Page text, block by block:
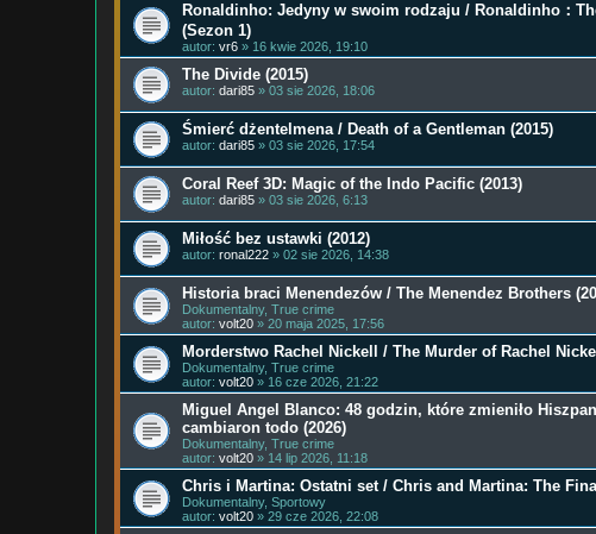
Ronaldinho: Jedyny w swoim rodzaju / Ronaldinho：
(Sezon 1)
autor: vr6 » 16 kwie 2026, 19:10
The Divide (2015)
autor: dari85 » 03 sie 2026, 18:06
Śmierć dżentelmena / Death of a Gentleman (2015)
autor: dari85 » 03 sie 2026, 17:54
Coral Reef 3D: Magic of the Indo Pacific (2013)
autor: dari85 » 03 sie 2026, 6:13
Miłość bez ustawki (2012)
autor: ronal222 » 02 sie 2026, 14:38
Historia braci Menendezów / The Menendez Brothers
Dokumentalny, True crime
autor: volt20 » 20 maja 2025, 17:56
Morderstwo Rachel Nickell / The Murder of Rachel
Dokumentalny, True crime
autor: volt20 » 16 cze 2026, 21:22
Miguel Angel Blanco: 48 godzin, które zmieniło
cambiaron todo (2026)
Dokumentalny, True crime
autor: volt20 » 14 lip 2026, 11:18
Chris i Martina: Ostatni set / Chris and Martina: The
Dokumentalny, Sportowy
autor: volt20 » 29 cze 2026, 22:08